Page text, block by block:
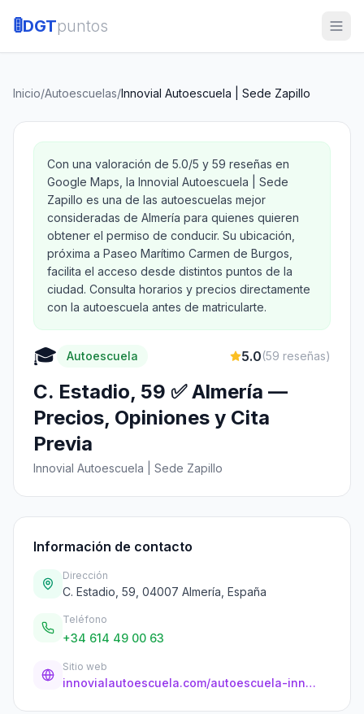
🚦DGTpuntos
Inicio/Autoescuelas/Innovial Autoescuela | Sede Zapillo
Con una valoración de 5.0/5 y 59 reseñas en
Google Maps, la Innovial Autoescuela | Sede
Zapillo es una de las autoescuelas mejor
consideradas de Almería para quienes quieren
obtener el permiso de conducir. Su ubicación,
próxima a Paseo Marítimo Carmen de Burgos,
facilita el acceso desde distintos puntos de la
ciudad. Consulta horarios y precios directamente
con la autoescuela antes de matricularte.
🎓 Autoescuela 5.0(59 reseñas)
C. Estadio, 59 ✅ Almería —
Precios, Opiniones y Cita
Previa
Innovial Autoescuela | Sede Zapillo
Información de contacto
Dirección
C. Estadio, 59, 04007 Almería, España
Teléfono
+34 614 49 00 63
Sitio web
innovialautoescuela.com/autoescuela-innovial-almeria-zapillo/